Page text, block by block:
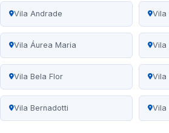
Vila Andrade Vila
Vila Áurea Maria Vila
Vila Bela Flor Vila
Vila Bernadotti Vila